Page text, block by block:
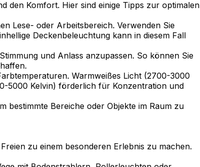
den Komfort. Hier sind einige Tipps zur optimalen
Lese- oder Arbeitsbereich. Verwenden Sie
Deckenbeleuchtung kann in diesem Fall
und Anlass anzupassen. So können Sie
Warmweißes Licht (2700-3000
5000 Kelvin) förderlich für Konzentration und
bestimmte Bereiche oder Objekte im Raum zu
zu einem besonderen Erlebnis zu machen.